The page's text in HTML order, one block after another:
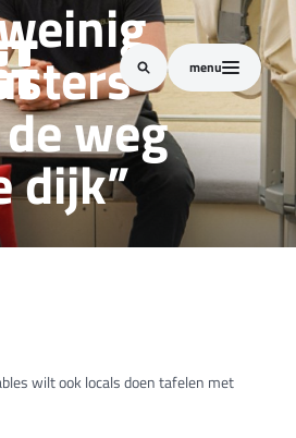
menu
weg
dijk”
wilt ook locals doen tafelen met